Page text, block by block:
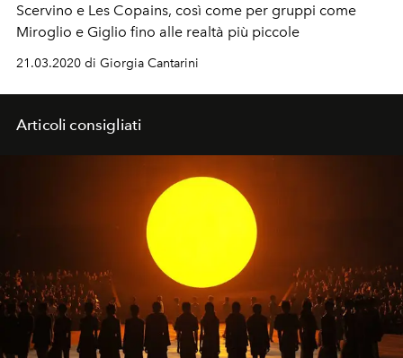
Scervino e Les Copains, così come per gruppi come
Miroglio e Giglio fino alle realtà più piccole
21.03.2020 di Giorgia Cantarini
Articoli consigliati